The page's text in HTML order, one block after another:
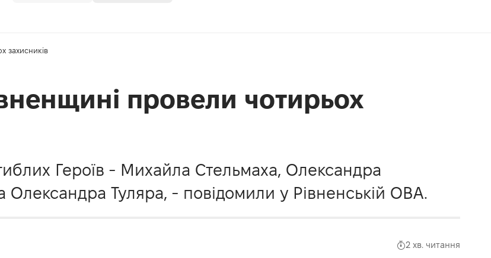
захисників
провели чотирьох
Героїв - Михайла Стельмаха, Олександра
Олександра Туляра, - повідомили у Рівненській ОВА.
2 хв. читання